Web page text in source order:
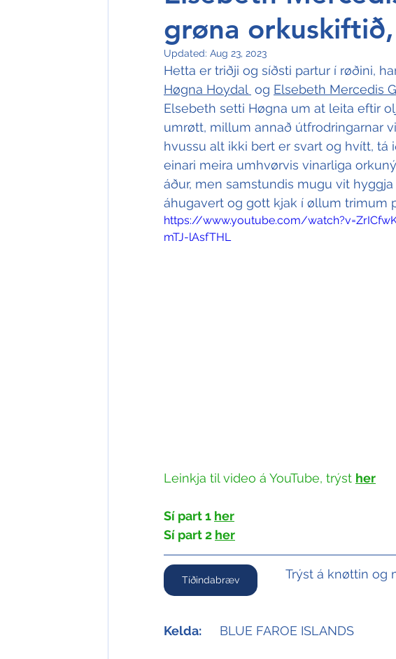
grøna
Updated: Aug 23, 2023
Hetta er triðji og síðsti partur í røðini,
Høgna Hoydal og Elsebeth Mercedis
Elsebeth setti Høgna um at leita eftir
umrøtt, millum annað útfrodringarnar
hvussu alt ikki bert er svart og hvítt,
einari meira umhvørvis vinarliga
áður, men samstundis mugu vit
áhugavert og gott kjak í øllum trimum
https://www.youtube.com/
mTJ-lAsfTHL
Leinkja til video á YouTube, trýst her
Sí part 1 her
Sí part 2 her
Tíðindabræv Trýst á knøttin og
Kelda:
	BLUE FAROE ISLANDS